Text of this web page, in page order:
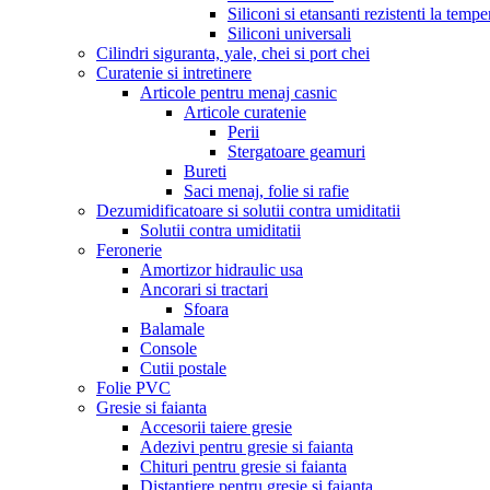
Siliconi si etansanti rezistenti la
Siliconi universali
Cilindri siguranta, yale, chei si port chei
Curatenie si intretinere
Articole pentru menaj casnic
Articole curatenie
Perii
Stergatoare geamuri
Bureti
Saci menaj, folie si rafie
Dezumidificatoare si solutii contra umiditatii
Solutii contra umiditatii
Feronerie
Amortizor hidraulic usa
Ancorari si tractari
Sfoara
Balamale
Console
Cutii postale
Folie PVC
Gresie si faianta
Accesorii taiere gresie
Adezivi pentru gresie si faianta
Chituri pentru gresie si faianta
Distantiere pentru gresie si faianta